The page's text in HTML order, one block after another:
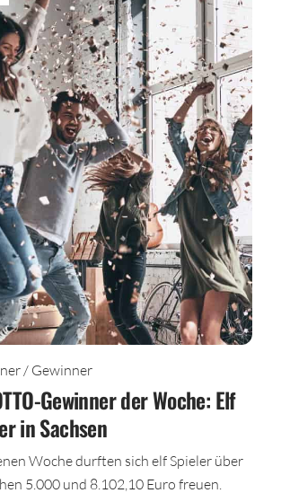
/ Gewinner
Gewinner der Woche: Elf
in Sachsen
Woche durften sich elf Spieler über
5.000 und 8.102,10 Euro freuen.